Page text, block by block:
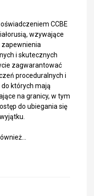
CCBE
wzywające
zapewnienia
i skutecznych
zagwarantować
proceduralnych i
których mają
na granicy, w tym
do ubiegania się